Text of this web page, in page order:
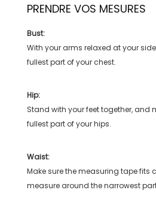
PRENDRE VOS MESURES
Bust:
With your arms relaxed at your
fullest part of your chest.
Hip:
Stand with your feet together, and
fullest part of your hips.
Waist:
Make sure the measuring tape fits
measure around the narrowest